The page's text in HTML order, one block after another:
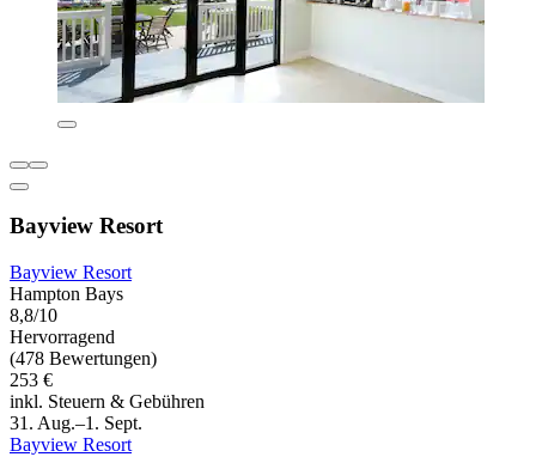
Bayview Resort
Bayview Resort
Hampton Bays
8,8/10
Hervorragend
(478 Bewertungen)
253 €
inkl. Steuern & Gebühren
31. Aug.–1. Sept.
Bayview Resort